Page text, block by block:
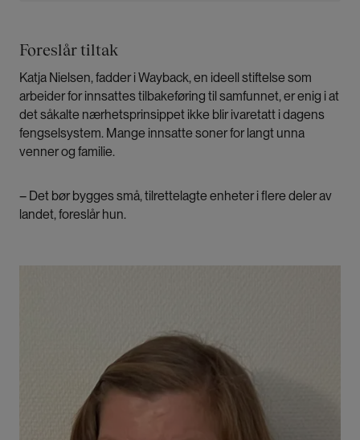
Det er del av forskningsprosjektet
Datamaterialet til prosjektet er NPRIS-kohorten,
som består av et uttrekk fra den norske
fengselsregisteret – og som har blitt koblet opp
mot en rekke andre norske nasjonale register
pasientregisteret og levekårsdata fra SSB).
Foreslår tiltak
Katja Nielsen, fadder i Wayback, en ideell stiftelse som
arbeider for innsattes tilbakeføring til samfunnet, er enig i at
det såkalte nærhetsprinsippet ikke blir ivaretatt i dagens
fengselsystem. Mange innsatte soner for langt unna
venner og familie.
– Det bør bygges små, tilrettelagte enheter i flere deler av
landet, foreslår hun.